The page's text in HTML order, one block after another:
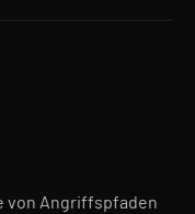
von Angriffspfaden